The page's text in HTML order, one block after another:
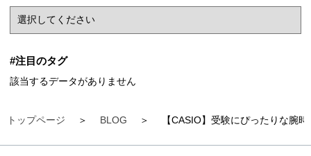
トップページ BLOG 【CASIO】受験にぴったりな腕
#注目のタグ
該当するデータがありません